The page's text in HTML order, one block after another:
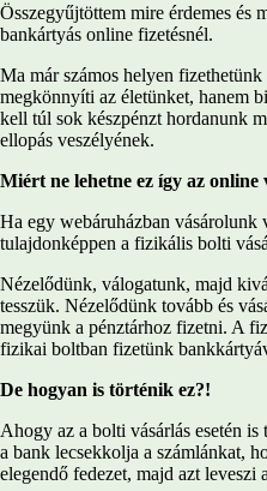
Összegyűjtöttem mire érdemes
bankártyás online fizetésnél.
Ma már számos helyen
megkönnyíti az életünket, hanem
kell túl sok készpénzt hordanunk
ellopás veszélyének.
Miért ne lehetne ez így az online
Ha egy webáruházban vásárolunk
tulajdonképpen a fizikális bolti
Nézelődünk, válogatunk, majd
tesszük. Nézelődünk tovább és
megyünk a pénztárhoz fizetni. A
fizikai boltban fizetünk
De hogyan is történik ez?!
Ahogy az a bolti vásárlás esetén
a bank lecsekkolja a számlánkat,
elegendő fedezet, majd azt leveszi